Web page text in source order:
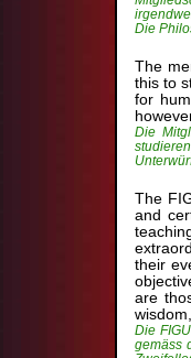
Die
The
this to
for
Die
The
and
their
are
Die
gemäss